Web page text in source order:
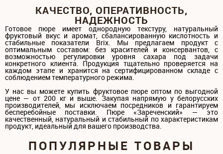
КАЧЕСТВО, ОПЕРАТИВНОСТЬ,
НАДЕЖНОСТЬ
Готовое пюре имеет однородную текстуру, натуральный
фруктовый вкус и аромат, сбалансированную кислотность и
стабильные показатели Brix. Мы предлагаем продукт с
оптимальным составом: без красителей и консервантов, с
возможностью регулировки уровня сахара под задачи
конкретного клиента. Продукция тщательно проверяется на
каждом этапе и хранится на сертифицированном складе с
соблюдением температурного режима.
У нас вы можете купить фруктовое пюре оптом по выгодной
цене — от 200 кг и выше. Закупая напрямую у белорусских
производителей, мы исключаем посредников и гарантируем
бесперебойные поставки. Пюре «Зареченский» — это
качественный, натуральный и стабильный по характеристикам
продукт, идеальный для вашего производства.
ПОПУЛЯРНЫЕ ТОВАРЫ